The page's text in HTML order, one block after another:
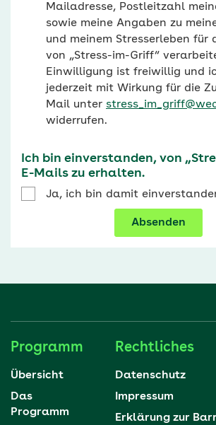
Mailadresse, Postleitzahl
sowie meine Angaben zu
und meinem Stresserleben für
von „Stress-im-Griff“
Einwilligung ist freiwillig und
jederzeit mit Wirkung für die
Mail unter
widerrufen.
Ich bin einverstanden, von
E-Mails zu erhalten.
Ja, ich bin damit
Absenden
Programm
Übersicht
Das
Programm
Rechtliches
Datenschutz
Impressum
Erklärung zur